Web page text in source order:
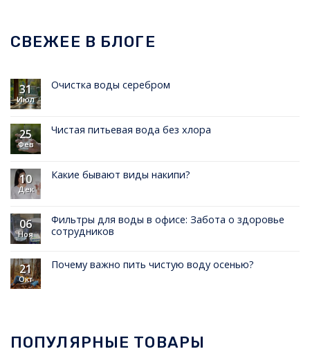
СВЕЖЕЕ В БЛОГЕ
31
Июл
Очистка воды серебром
25
Фев
Чистая питьевая вода без хлора
10
Дек
Какие бывают виды накипи?
06
Ноя
Фильтры для воды в офисе: Забота о здоровье
сотрудников
21
Окт
Почему важно пить чистую воду осенью?
ПОПУЛЯРНЫЕ ТОВАРЫ